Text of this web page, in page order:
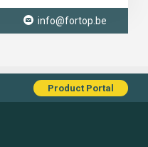
info@fortop.be
Product Portal